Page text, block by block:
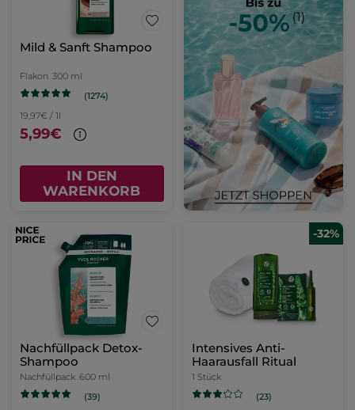
Mild & Sanft Shampoo
Flakon 300 ml
(1274)
19,97€ / 1l
5,99€
IN DEN
WARENKORB
Nachfüllpack Detox-
Shampoo
Nachfüllpack 600 ml
(39)
-32%
Intensives Anti-
Haarausfall Ritual
1 Stück
(23)